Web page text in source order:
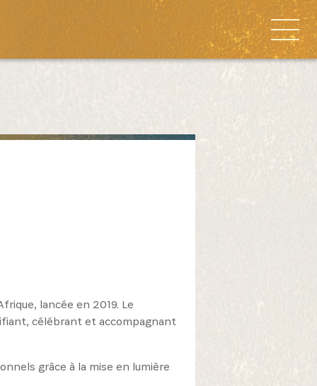
lancée en 2019. Le
célébrant et accompagnant
grâce à la mise en lumière